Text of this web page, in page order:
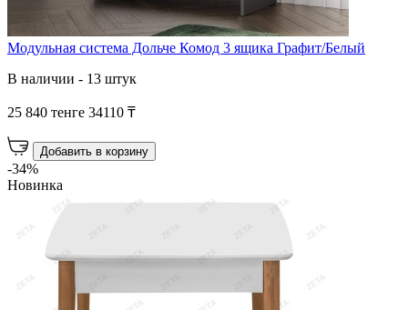
Модульная система Дольче Комод 3 ящика Графит/Белый
В наличии - 13 штук
25 840 тенге 34110 ₸
Добавить в корзину
-34%
Новинка